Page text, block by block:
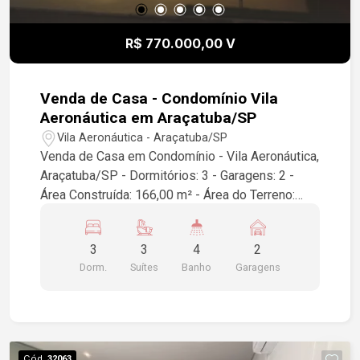
R$ 770.000,00 V
Venda de Casa - Condomínio Vila
Aeronáutica em Araçatuba/SP
Vila Aeronáutica - Araçatuba/SP
Venda de Casa em Condomínio - Vila Aeronáutica,
Araçatuba/SP - Dormitórios: 3 - Garagens: 2 -
Área Construída: 166,00 m² - Área do Terreno:
para quem busca conforto e segurança em um
condomínio bem localizado. A casa conta com
amplos dormitórios, ideal para famílias, e um
3
Dorm.
3
Suítes
4
Banho
2
Garagens